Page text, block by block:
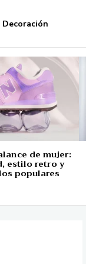
Decoración
de mujer:
estilo retro y
populares